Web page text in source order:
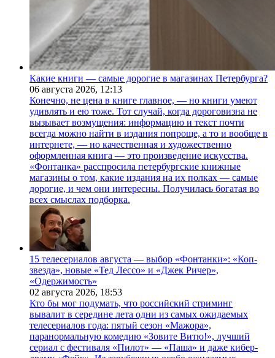
Какие книги — самые дорогие в магазинах Петербурга?
06 августа 2026, 12:13
Конечно, не цена в книге главное, — но книги умеют
удивлять и ею тоже. Тот случай, когда дороговизна не
вызывает возмущения: информацию и текст почти
всегда можно найти в издания попроще, а то и вообще в
интернете, — но качественная и художественно
оформленная книга — это произведение искусства.
«Фонтанка» расспросила петербургские книжные
магазины о том, какие издания на их полках — самые
дорогие, и чем они интересны. Получилась богатая во
всех смыслах подборка.
15 телесериалов августа — выбор «Фонтанки»: «Коп-
звезда», новые «Тед Лессо» и «Джек Ричер»,
«Одержимость»
02 августа 2026, 18:53
Кто бы мог подумать, что российский стриминг
вывалит в середине лета одни из самых ожидаемых
телесериалов года: пятый сезон «Мажора»,
паранормальную комедию «Зовите Витю!», лучший
сериал с фестиваля «Пилот» — «Паша» и даже кибер-